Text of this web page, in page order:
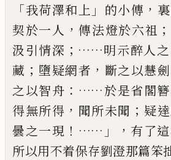
「我荷澤和上 」 的小傳 ，
契於一人 ，傳法燈於六祖
汲引情深 ； ……明示醉人
藏 ； 墮疑網者 ， 斷之以慧劍
之以智舟 ：……於是省閣
得無所得 ， 聞所未聞 ； 疑
曇之一現 ！……」， 有了
所以用不着保存劉澄那篇笨